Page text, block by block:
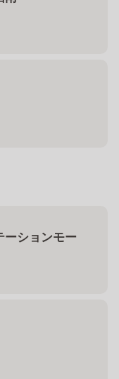
ーションモー